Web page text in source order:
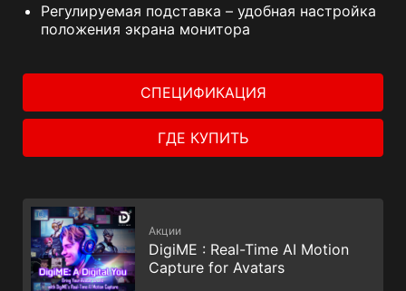
Регулируемая подставка – удобная настройка
положения экрана монитора
СПЕЦИФИКАЦИЯ
ГДЕ КУПИТЬ
Акции
DigiME : Real-Time AI Motion
Capture for Avatars